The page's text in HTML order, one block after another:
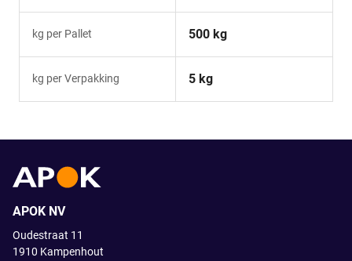
kg per Pallet 500 kg
kg per Verpakking 5 kg
APOK NV
Oudestraat 11
1910 Kampenhout